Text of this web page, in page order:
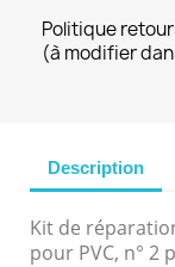
Politique
(à modifier
Description
Kit de
pour PVC, n° 2